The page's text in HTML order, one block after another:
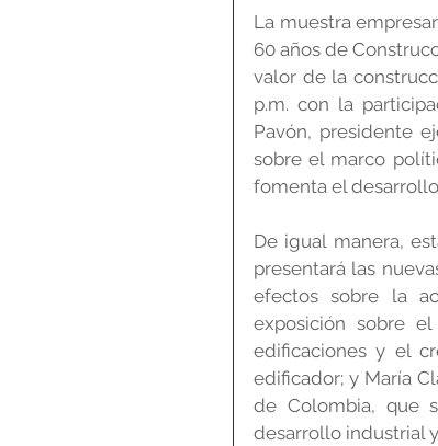
La muestra
60 años de
valor de la
p.m. con la
Pavón, presidente
sobre el marco
fomenta el
De igual manera,
presentará las
efectos sobre la
exposición sobre
edificaciones y el
edificador; y María
de Colombia, que
desarrollo industrial